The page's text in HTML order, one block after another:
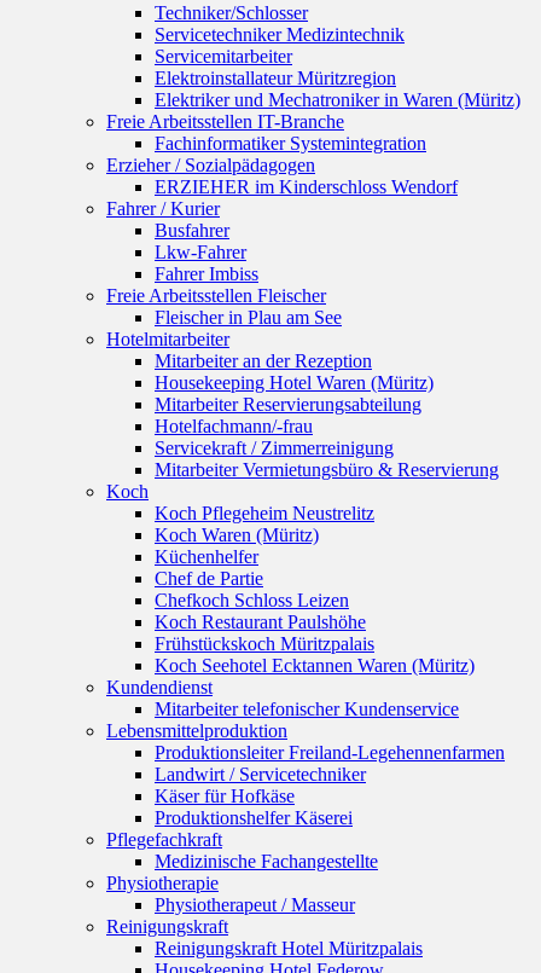
Techniker/Schlosser
Servicetechniker Medizintechnik
Servicemitarbeiter
Elektroinstallateur Müritzregion
Elektriker und Mechatroniker in Waren (Müritz)
Freie Arbeitsstellen IT-Branche
Fachinformatiker Systemintegration
Erzieher / Sozialpädagogen
ERZIEHER im Kinderschloss Wendorf
Fahrer / Kurier
Busfahrer
Lkw-Fahrer
Fahrer Imbiss
Freie Arbeitsstellen Fleischer
Fleischer in Plau am See
Hotelmitarbeiter
Mitarbeiter an der Rezeption
Housekeeping Hotel Waren (Müritz)
Mitarbeiter Reservierungsabteilung
Hotelfachmann/-frau
Servicekraft / Zimmerreinigung
Mitarbeiter Vermietungsbüro & Reservierung
Koch
Koch Pflegeheim Neustrelitz
Koch Waren (Müritz)
Küchenhelfer
Chef de Partie
Chefkoch Schloss Leizen
Koch Restaurant Paulshöhe
Frühstückskoch Müritzpalais
Koch Seehotel Ecktannen Waren (Müritz)
Kundendienst
Mitarbeiter telefonischer Kundenservice
Lebensmittelproduktion
Produktionsleiter Freiland-Legehennenfarmen
Landwirt / Servicetechniker
Käser für Hofkäse
Produktionshelfer Käserei
Pflegefachkraft
Medizinische Fachangestellte
Physiotherapie
Physiotherapeut / Masseur
Reinigungskraft
Reinigungskraft Hotel Müritzpalais